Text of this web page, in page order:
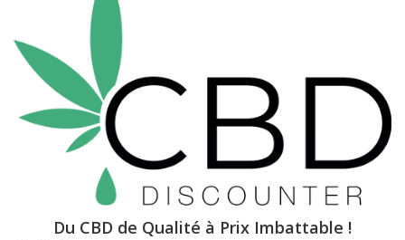
Du CBD de Qualité à Prix Imbattable !